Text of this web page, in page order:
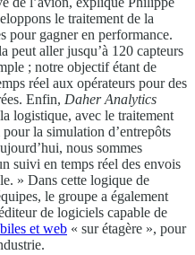
le traitement de la
pour gagner en performance.
peut aller jusqu’à 120 capteurs
; notre objectif étant de
réel aux opérateurs pour des
Enfin, Daher Analytics
logistique, avec le traitement
la simulation d’entrepôts
nous sommes
suivi en temps réel des envois
» Dans cette logique de
le groupe a également
de logiciels capable de
et web « sur étagère », pour